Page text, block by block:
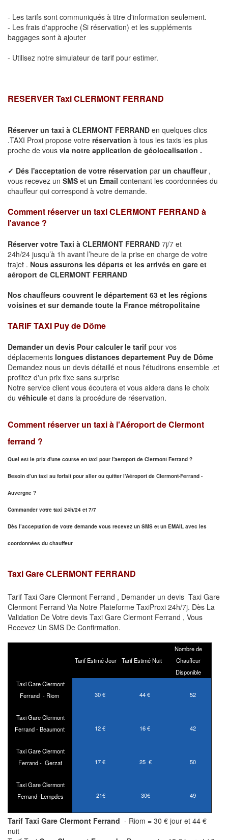
- Les tarifs sont communiqués à titre d'information seulement.
- Les frais d'approche (Si réservation) et les suppléments
baggages sont à ajouter
- Utilisez notre simulateur de tarif pour estimer.
RESERVER TaxiCLERMONT FERRAND
Réserver un taxi à CLERMONT FERRAND en quelques clics
.TAXI Proxi propose votre réservation à tous les taxis les plus
proche de vous via notre application de géolocalisation .
✓ Dés l'acceptation de votre réservation par un chauffeur ,
vous recevez un SMS et un Email contenant les coordonnées du
chauffeur qui correspond à votre demande.
Comment réserver un taxiCLERMONT FERRAND à
l'avance ?
Réserver votre Taxi à CLERMONT FERRAND 7j/7 et
24h/24 jusqu’à 1h avant l’heure de la prise en charge de votre
trajet . Nous assurons les départs et les arrivés en gare et
aéroport de CLERMONT FERRAND
Nos chauffeurs couvrent le département 63 et les régions
voisines et sur demande toute la France métropolitaine
TARIF TAXI Puy de Dôme
Demander un devis Pour calculer le tarif pour vos
déplacements longues distances departement Puy de Dôme
Demandez nous un devis détaillé et nous l'étudirons ensemble .et
profitez d'un prix fixe sans surprise
Notre service client vous écoutera et vous aidera dans le choix
du véhicule et dans la procédure de réservation.
Comment réserver un taxi à l'Aéroport de Clermont
ferrand ?
Quel est le prix d'une course en taxi pour l'aeroport de Clermont Ferrand ?
Besoin d’un taxi au forfait pour aller ou quitter l'Aéroport de Clermont-Ferrand -
Auvergne ?
Commander votre taxi 24h/24 et 7/7
Dès l’acceptation de votre demande vous recevez un SMS et un EMAIL avec les
coordonnées du chauffeur
Taxi GareCLERMONT FERRAND
Tarif Taxi Gare Clermont Ferrand , Demander un devis Taxi Gare
Clermont Ferrand Via Notre Plateforme TaxiProxi 24h/7j. Dès La
Validation De Votre devis Taxi Gare Clermont Ferrand , Vous
Recevez Un SMS De Confirmation.
Tarif Estimé Jour Tarif Estimé Nuit
Nombre de
Chauffeur
Disponible
Taxi Gare Clermont
Ferrand - Riom
30 € 44 € 52
Taxi Gare Clermont
Ferrand - Beaumont
12 € 16 € 42
Taxi Gare Clermont
Ferrand - Gerzat
17 € 25 € 50
Taxi Gare Clermont
Ferrand -Lempdes
21€ 30€ 49
Tarif Taxi Gare Clermont Ferrand - Riom = 30 € jour et 44 €
nuit